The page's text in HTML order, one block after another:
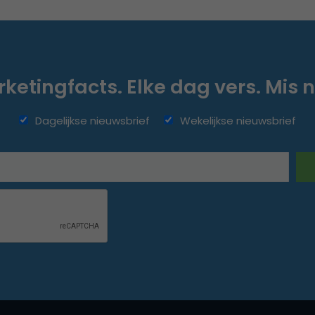
Elke dag vers. Mis
Dagelijkse nieuwsbrief Wekelijkse nieuwsbrief